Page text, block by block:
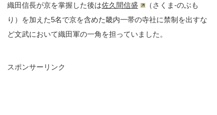
織田信長が京を掌握した後は佐久間信盛
（さくま-のぶも
り）を加えた5名で京を含めた畿内一帯の寺社に禁制を出すな
ど文武において織田軍の一角を担っていました。
スポンサーリンク